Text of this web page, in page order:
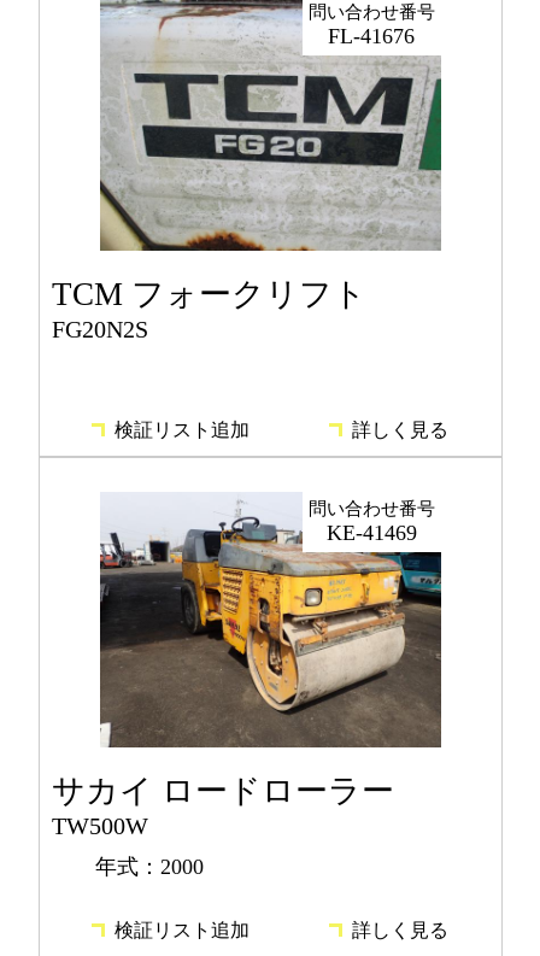
問い合わせ番号
FL-41676
TCM フォークリフト
FG20N2S
検証リスト追加 詳しく見る
問い合わせ番号
KE-41469
サカイ ロードローラー
TW500W
年式：2000
検証リスト追加 詳しく見る